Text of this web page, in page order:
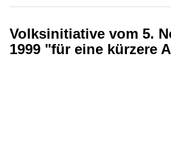
Volksinitiative vom 5.
1999 "für eine kürzere